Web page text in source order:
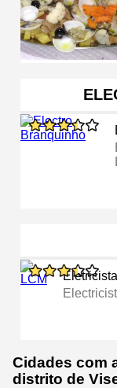
Eletricista
Cidades com
distrito de